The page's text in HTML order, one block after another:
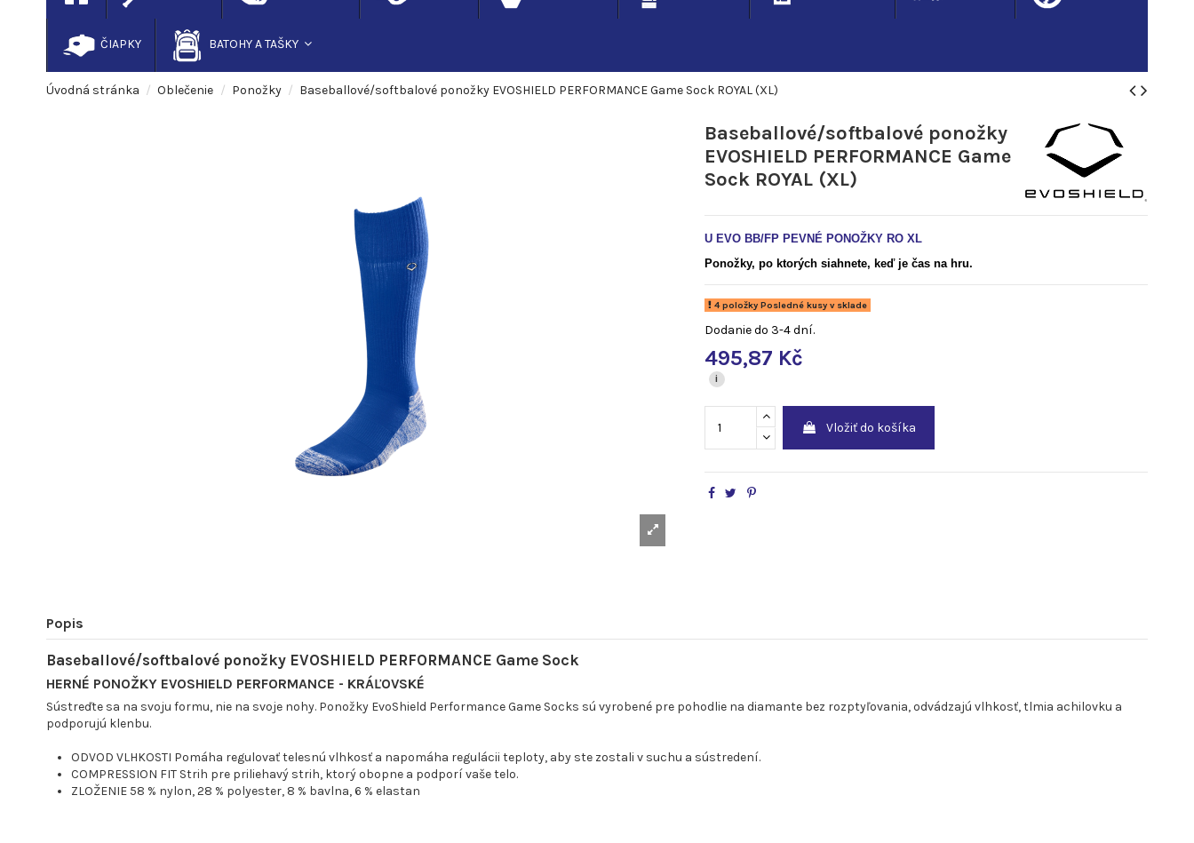
ČIAPKY BATOHY A TAŠKY
Úvodná stránka Oblečenie Ponožky Baseballové/softbalové ponožky EVOSHIELD PERFORMANCE Game Sock ROYAL (XL)
Baseballové/softbalové ponožky
EVOSHIELD PERFORMANCE Game
Sock ROYAL (XL)
U EVO BB/FP PEVNÉ PONOŽKY RO XL
Ponožky, po ktorých siahnete, keď je čas na hru.
4 položky Posledné kusy v sklade
Dodanie do 3-4 dní.
495,87 Kč
i
Vložiť do košíka
Popis
Baseballové/softbalové ponožky EVOSHIELD PERFORMANCE Game Sock
HERNÉ PONOŽKY EVOSHIELD PERFORMANCE - KRÁĽOVSKÉ
Sústreďte sa na svoju formu, nie na svoje nohy. Ponožky EvoShield Performance Game Socks sú vyrobené pre pohodlie na diamante bez rozptyľovania, odvádzajú vlhkosť, tlmia achilovku a
podporujú klenbu.
ODVOD VLHKOSTI Pomáha regulovať telesnú vlhkosť a napomáha regulácii teploty, aby ste zostali v suchu a sústredení.
COMPRESSION FIT Strih pre priliehavý strih, ktorý obopne a podporí vaše telo.
ZLOŽENIE 58 % nylon, 28 % polyester, 8 % bavlna, 6 % elastan